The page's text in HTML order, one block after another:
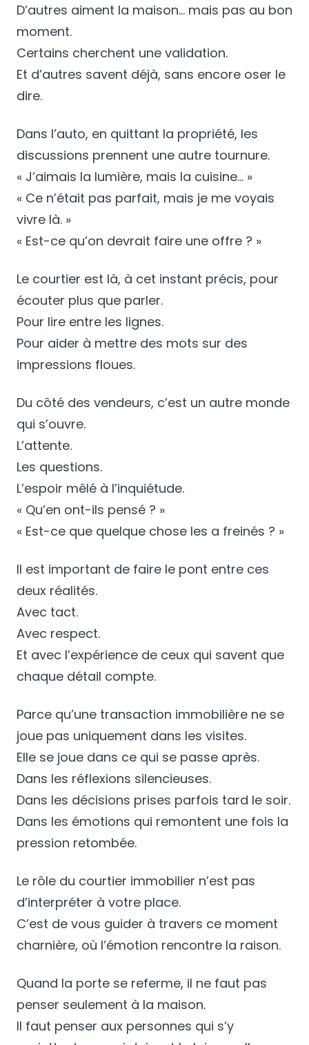
D’autres aiment la maison… mais pas au bon
moment.
Certains cherchent une validation.
Et d’autres savent déjà, sans encore oser le
dire.
Dans l’auto, en quittant la propriété, les
discussions prennent une autre tournure.
« J’aimais la lumière, mais la cuisine… »
« Ce n’était pas parfait, mais je me voyais
vivre là. »
« Est-ce qu’on devrait faire une offre ? »
Le courtier est là, à cet instant précis, pour
écouter plus que parler.
Pour lire entre les lignes.
Pour aider à mettre des mots sur des
impressions floues.
Du côté des vendeurs, c’est un autre monde
qui s’ouvre.
L’attente.
Les questions.
L’espoir mêlé à l’inquiétude.
« Qu’en ont-ils pensé ? »
« Est-ce que quelque chose les a freinés ? »
Il est important de faire le pont entre ces
deux réalités.
Avec tact.
Avec respect.
Et avec l’expérience de ceux qui savent que
chaque détail compte.
Parce qu’une transaction immobilière ne se
joue pas uniquement dans les visites.
Elle se joue dans ce qui se passe après.
Dans les réflexions silencieuses.
Dans les décisions prises parfois tard le soir.
Dans les émotions qui remontent une fois la
pression retombée.
Le rôle du courtier immobilier n’est pas
d’interpréter à votre place.
C’est de vous guider à travers ce moment
charnière, où l’émotion rencontre la raison.
Quand la porte se referme, il ne faut pas
penser seulement à la maison.
Il faut penser aux personnes qui s’y